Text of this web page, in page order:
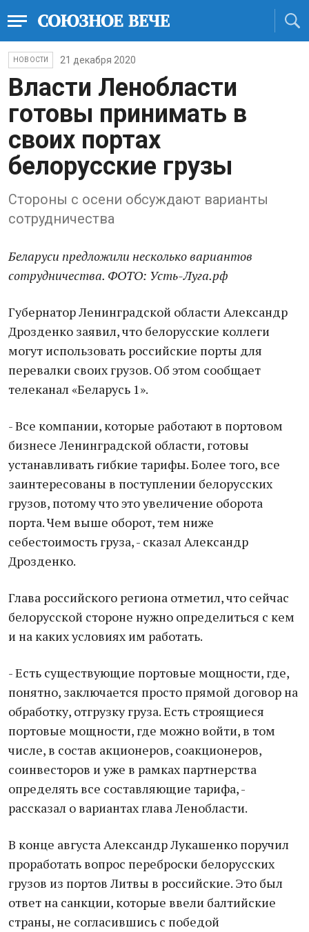
НОВОСТИ 21 декабря 2020
Власти Ленобласти
готовы принимать в
своих портах
белорусские грузы
Стороны с осени обсуждают варианты
сотрудничества
Беларуси предложили несколько вариантов
сотрудничества. ФОТО: Усть-Луга.рф
Губернатор Ленинградской области Александр
Дрозденко заявил, что белорусские коллеги
могут использовать российские порты для
перевалки своих грузов. Об этом сообщает
телеканал «Беларусь 1».
- Все компании, которые работают в портовом
бизнесе Ленинградской области, готовы
устанавливать гибкие тарифы. Более того, все
заинтересованы в поступлении белорусских
грузов, потому что это увеличение оборота
порта. Чем выше оборот, тем ниже
себестоимость груза, - сказал Александр
Дрозденко.
Глава российского региона отметил, что сейчас
белорусской стороне нужно определиться с кем
и на каких условиях им работать.
- Есть существующие портовые мощности, где,
понятно, заключается просто прямой договор на
обработку, отгрузку груза. Есть строящиеся
портовые мощности, где можно войти, в том
числе, в состав акционеров, соакционеров,
соинвесторов и уже в рамках партнерства
определять все составляющие тарифа, -
рассказал о вариантах глава Ленобласти.
В конце августа Александр Лукашенко поручил
проработать вопрос переброски белорусских
грузов из портов Литвы в российские. Это был
ответ на санкции, которые ввели балтийские
страны, не согласившись с победой